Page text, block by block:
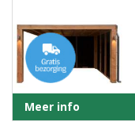
Meer info